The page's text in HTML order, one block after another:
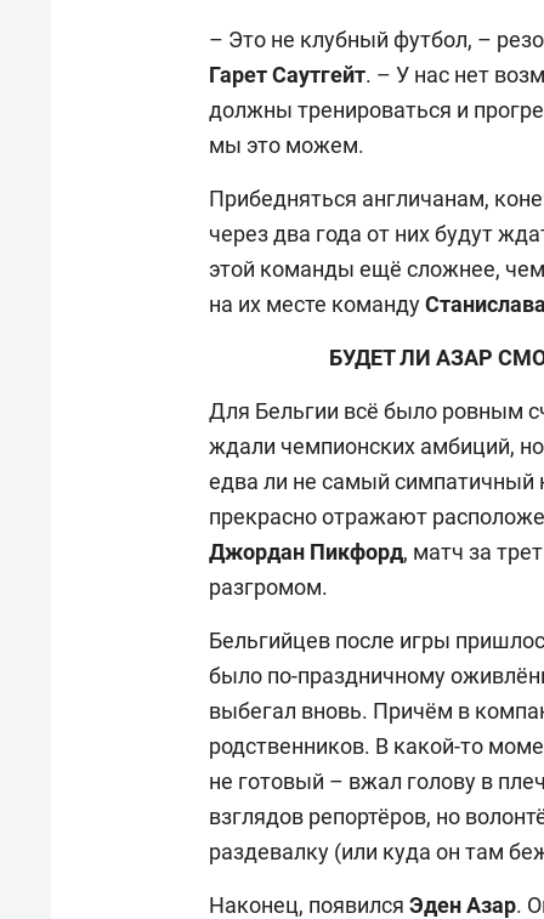
– Это не клубный футбол, –
Гарет Саутгейт. – У нас нет
должны тренироваться и
мы это можем.
Прибедняться англичанам,
через два года от них будут
этой команды ещё сложнее,
на их месте команду
БУДЕТ ЛИ АЗАР
Для Бельгии всё было ровным
ждали чемпионских амбиций,
едва ли не самый симпатичный
прекрасно отражают
Джордан Пикфорд, матч за
разгромом.
Бельгийцев после игры
было по-праздничному
выбегал вновь. Причём в
родственников. В какой-то
не готовый – вжал голову в
взглядов репортёров, но
раздевалку (или куда он там
Наконец, появился Эден Азар.